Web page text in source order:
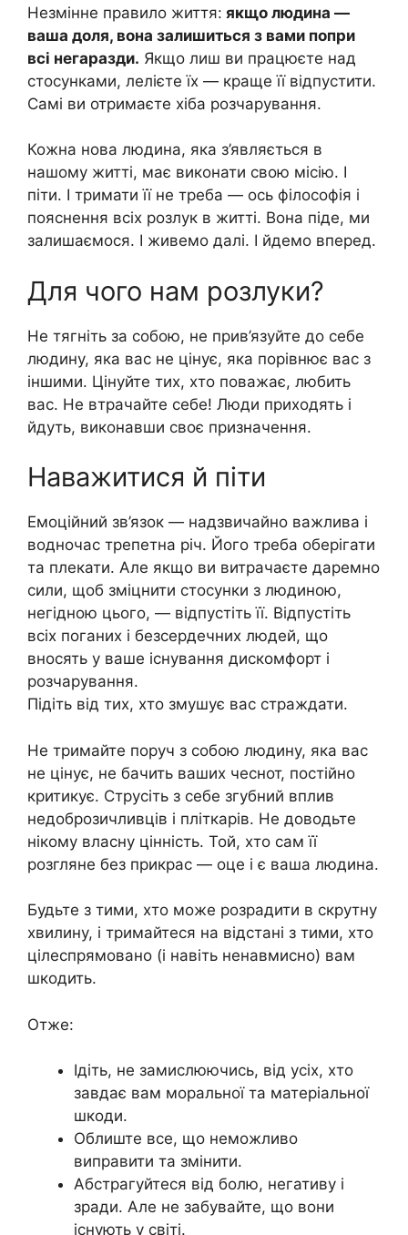
Незмінне правило життя: якщо людина —
ваша доля, вона залишиться з вами попри
всі негаразди. Якщо лиш ви працюєте над
стосунками, лелієте їх — краще її відпустити.
Самі ви отримаєте хіба розчарування.
Кожна нова людина, яка з’являється в
нашому житті, має виконати свою місію. І
піти. І тримати її не треба — ось філософія і
пояснення всіх розлук в житті. Вона піде, ми
залишаємося. І живемо далі. І йдемо вперед.
Для чого нам розлуки?
Не тягніть за собою, не прив’язуйте до себе
людину, яка вас не цінує, яка порівнює вас з
іншими. Цінуйте тих, хто поважає, любить
вас. Не втрачайте себе! Люди приходять і
йдуть, виконавши своє призначення.
Наважитися й піти
Емоційний зв’язок — надзвичайно важлива і
водночас трепетна річ. Його треба оберігати
та плекати. Але якщо ви витрачаєте даремно
сили, щоб зміцнити стосунки з людиною,
негідною цього, — відпустіть її. Відпустіть
всіх поганих і безсердечних людей, що
вносять у ваше існування дискомфорт і
розчарування.
Підіть від тих, хто змушує вас страждати.
Не тримайте поруч з собою людину, яка вас
не цінує, не бачить ваших чеснот, постійно
критикує. Струсіть з себе згубний вплив
недоброзичливців і пліткарів. Не доводьте
нікому власну цінність. Той, хто сам її
розгляне без прикрас — оце і є ваша людина.
Будьте з тими, хто може розрадити в скрутну
хвилину, і тримайтеся на відстані з тими, хто
цілеспрямовано (і навіть ненавмисно) вам
шкодить.
Отже:
Ідіть, не замислюючись, від усіх, хто
завдає вам моральної та матеріальної
шкоди.
Облиште все, що неможливо
виправити та змінити.
Абстрагуйтеся від болю, негативу і
зради. Але не забувайте, що вони
існують у світі.